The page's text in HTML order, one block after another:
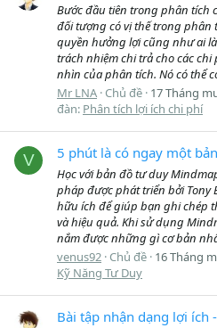
Bước đầu tiên trong phân tích
đối tượng có vị thế trong phân
quyền hưởng lợi cũng như ai
trách nhiệm chi trả cho các
nhìn của phân tích. Nó có thể
Mr LNA Chủ đề 17 Tháng
đàn: Phân tích lợi ích chi phí
V 5 phút là có ngay một
Học với bản đồ tư duy
pháp được phát triển bởi Tony
hữu ích để giúp bạn ghi chép
và hiệu quả. Khi sử dụng
nắm được những gì cơ bản
venus92 Chủ đề 16 Tháng
Kỹ Năng Tư Duy
Bài tập nhận dạng lợi ích